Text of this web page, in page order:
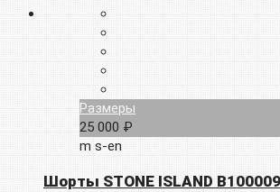
Размеры
25 000 ₽
m s-en
Шорты STONE ISLAND